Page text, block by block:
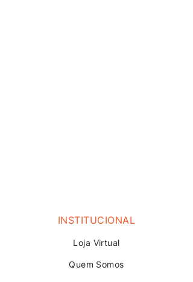
INSTITUCIONAL
Loja Virtual
Quem Somos